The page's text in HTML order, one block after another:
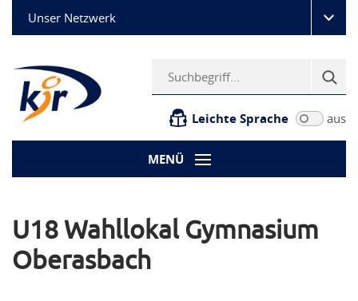
Unser Netzwerk
Leichte Sprache aus
MENÜ
U18 Wahllokal Gymnasium
Oberasbach